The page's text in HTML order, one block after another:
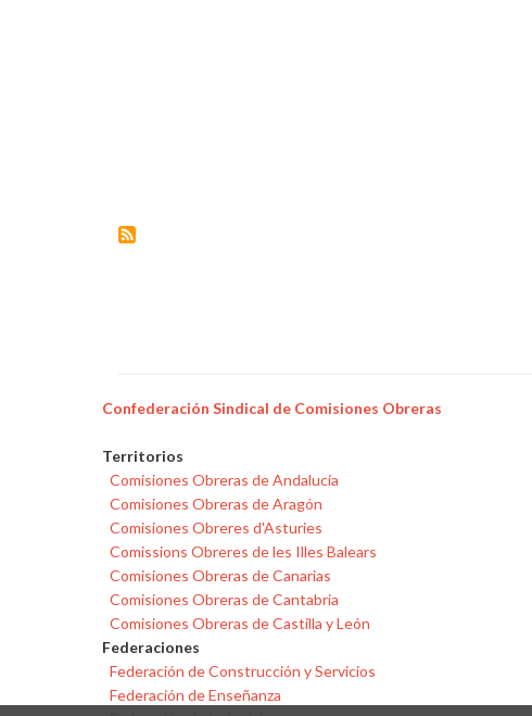
Confederación Sindical de Comisiones Obreras
Territorios
Comisiones Obreras de Andalucía
Comisiones Obreras de Aragón
Comisiones Obreres d'Asturies
Comissions Obreres de les Illes Balears
Comisiones Obreras de Canarias
Comisiones Obreras de Cantabria
Comisiones Obreras de Castilla y León
Federaciones
Federación de Construcción y Servicios
Federación de Enseñanza